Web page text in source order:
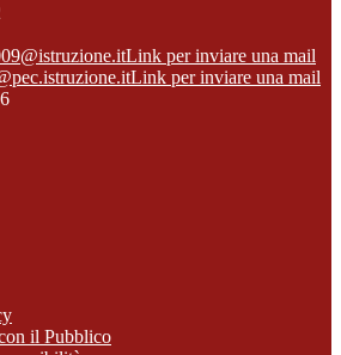
Link per inviare una mail
Link per inviare una mail
il Pubblico